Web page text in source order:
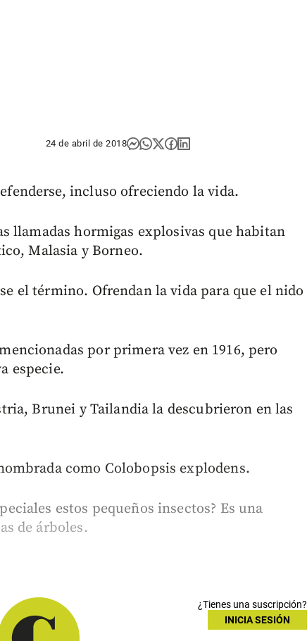
24 de abril de 2018
incluso ofreciendo la vida.
llamadas hormigas explosivas que habitan
Malasia y Borneo.
el término. Ofrendan la vida para que el nido
por primera vez en 1916, pero
especie.
Brunei y Tailandia la descubrieron en las
como Colobopsis explodens.
estos pequeños insectos? Es una
de árboles.
¿Tienes una suscripción?
INICIA SESIÓN